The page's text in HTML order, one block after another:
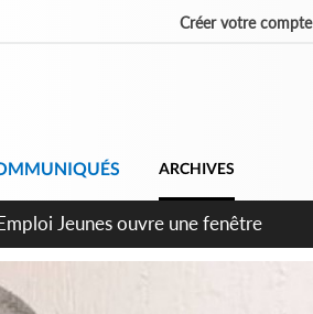
Créer votre compte
ARCHIVES
obtiennent un accord avec la